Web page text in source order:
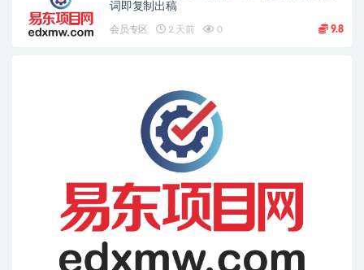
词即复制出稿
会员专区 2 天前 0 9.8